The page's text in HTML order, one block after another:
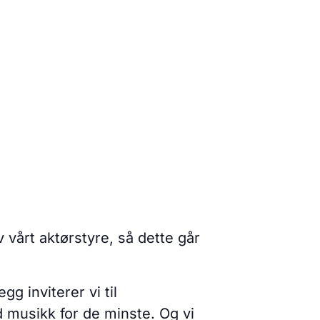
vårt aktørstyre, så dette går
inviterer vi til
for de minste. Og vi